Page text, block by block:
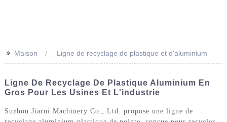
>> Maison Ligne de recyclage de plastique et d'aluminium
Ligne De Recyclage De Plastique Aluminium En
Gros Pour Les Usines Et L'industrie
Suzhou Jiarui Machinery Co., Ltd. propose une ligne de